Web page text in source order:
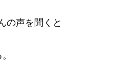
の声を聞くと